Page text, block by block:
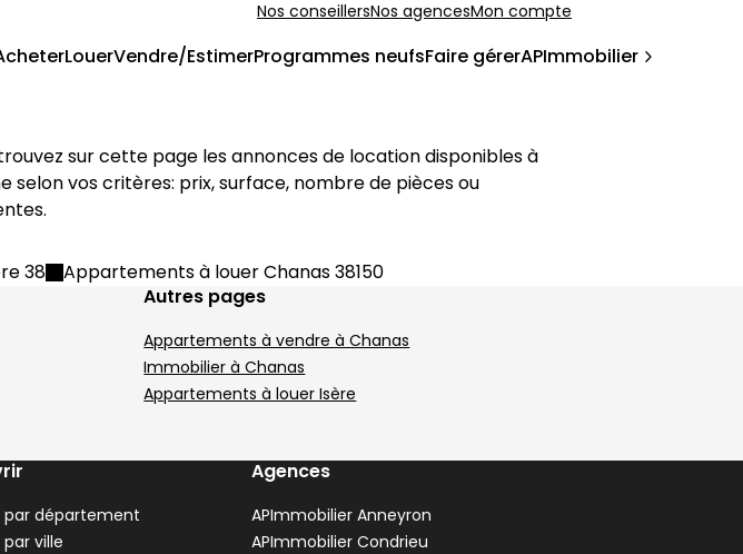
Nos conseillersNos agencesMon compte
LouerVendre/EstimerProgrammes neufsFaire gérerAPImmobilier
vos critères: prix, surface, nombre de pièces ou
38
Appartements à louer Chanas 38150
Autres pages
Appartements à vendre à Chanas
Immobilier à Chanas
Appartements à louer Isère
par département
ville
Agences
APImmobilier Anneyron
APImmobilier Condrieu